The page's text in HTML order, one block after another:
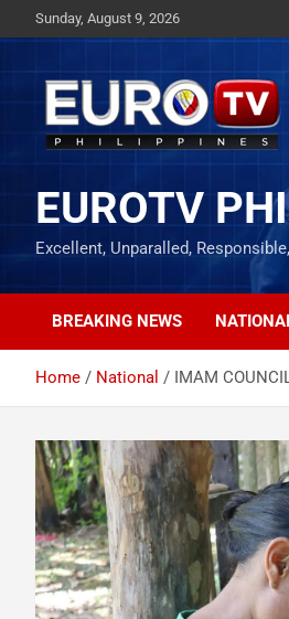
to
Sunday, August 9, 2026
EUROTV
Excellent, Unparalled,
BREAKING NEWS
Home National IMAM